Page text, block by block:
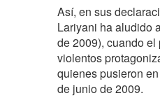
Así, en sus
Lariyani ha aludido
de 2009), cuando
violentos
quienes pusieron
de junio de 2009.